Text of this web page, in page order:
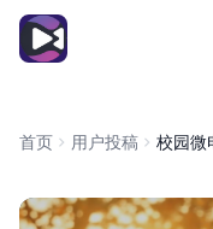
首页 用户投稿 校园微